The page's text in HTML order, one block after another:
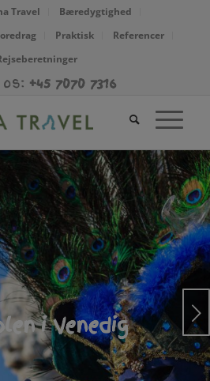
Travel
Bæredygtighed
Praktisk
Referencer
+45 7070 7316
Næste
i Venedig
Program
rejsen Galleri